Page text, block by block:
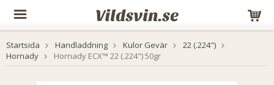
Startsida Handladdning Kulor Gevär
22 (.224")
Hornady
Hornady ECX™ 22 (.224") 50gr